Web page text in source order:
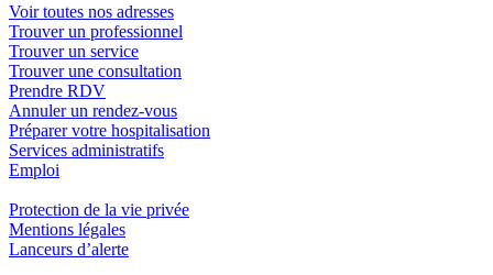
Voir toutes nos adresses
Trouver un professionnel
Trouver un service
Trouver une consultation
Prendre RDV
Annuler un rendez-vous
Préparer votre hospitalisation
Services administratifs
Emploi​
Protection de la vie privée
Mentions légales
Lanceurs d’alerte